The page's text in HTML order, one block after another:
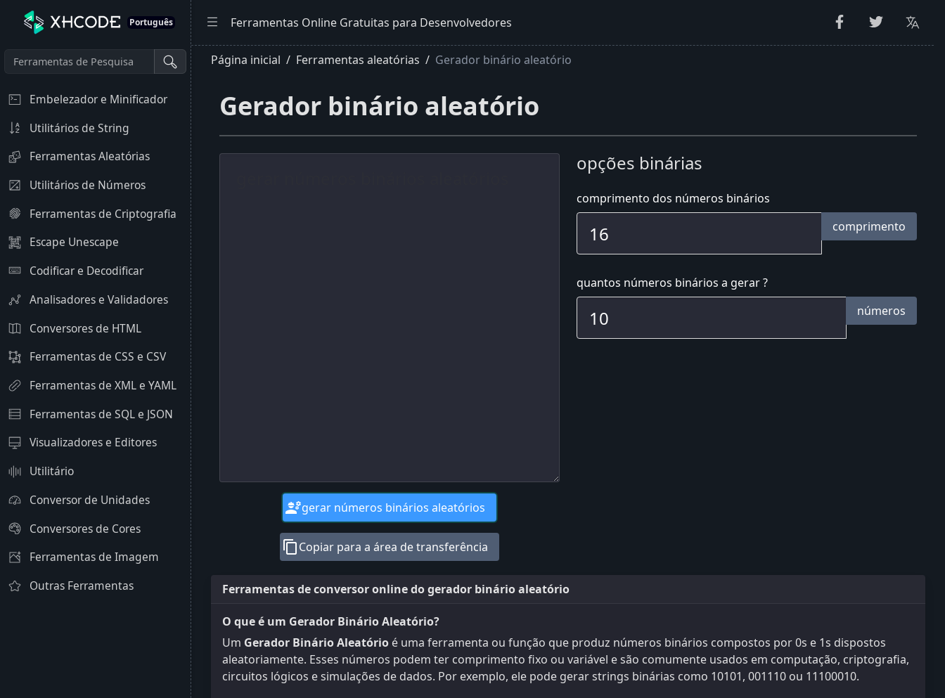
Português
Embelezador e Minificador
Utilitários de String
Ferramentas Aleatórias
Utilitários de Números
Ferramentas de Criptografia
Escape Unescape
Codificar e Decodificar
Analisadores e Validadores
Conversores de HTML
Ferramentas de CSS e CSV
Ferramentas de XML e YAML
Ferramentas de SQL e JSON
Visualizadores e Editores
Utilitário
Conversor de Unidades
Conversores de Cores
Ferramentas de Imagem
Outras Ferramentas
Ferramentas Online Gratuitas para Desenvolvedores
Página inicial Ferramentas aleatórias Gerador binário aleatório
Gerador binário aleatório
engineeringgerar números binários aleatórios
content_copyCopiar para a área de transferência
opções binárias
comprimento dos números binários
comprimento
quantos números binários a gerar ?
números
Ferramentas de conversor online do gerador binário aleatório
O que é um Gerador Binário Aleatório?
Um Gerador Binário Aleatório é uma ferramenta ou função que produz números binários compostos por 0s e 1s dispostos
aleatoriamente. Esses números podem ter comprimento fixo ou variável e são comumente usados ​​em computação, criptografia,
circuitos lógicos e simulações de dados. Por exemplo, ele pode gerar strings binárias como 10101, 001110 ou 11100010.